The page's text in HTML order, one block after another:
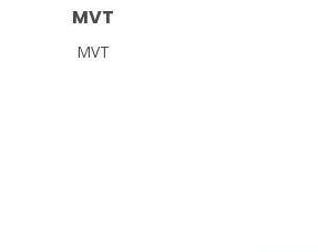
MVT
MVT